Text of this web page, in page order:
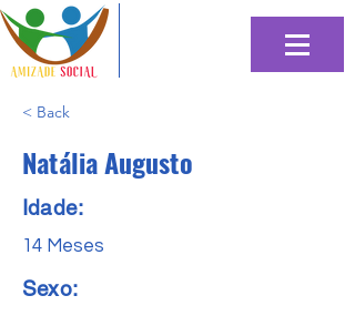
< Back
Natália Augusto
Idade:
14 Meses
Sexo: